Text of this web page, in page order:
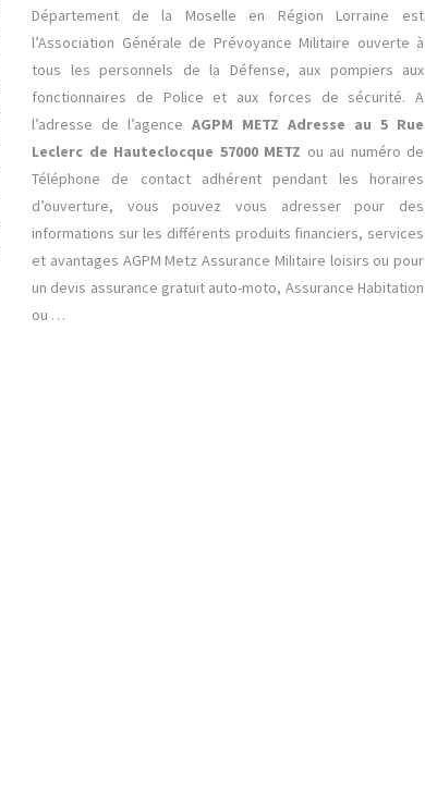
Département de la Moselle en Région Lorraine est
l’Association Générale de Prévoyance Militaire ouverte à
tous les personnels de la Défense, aux pompiers aux
fonctionnaires de Police et aux forces de sécurité. A
l’adresse de l’agence AGPM METZ Adresse au 5 Rue
Leclerc de Hauteclocque 57000 METZ ou au numéro de
Téléphone de contact adhérent pendant les horaires
d’ouverture, vous pouvez vous adresser pour des
informations sur les différents produits financiers, services
et avantages AGPM Metz Assurance Militaire loisirs ou pour
un devis assurance gratuit auto-moto, Assurance Habitation
ou …